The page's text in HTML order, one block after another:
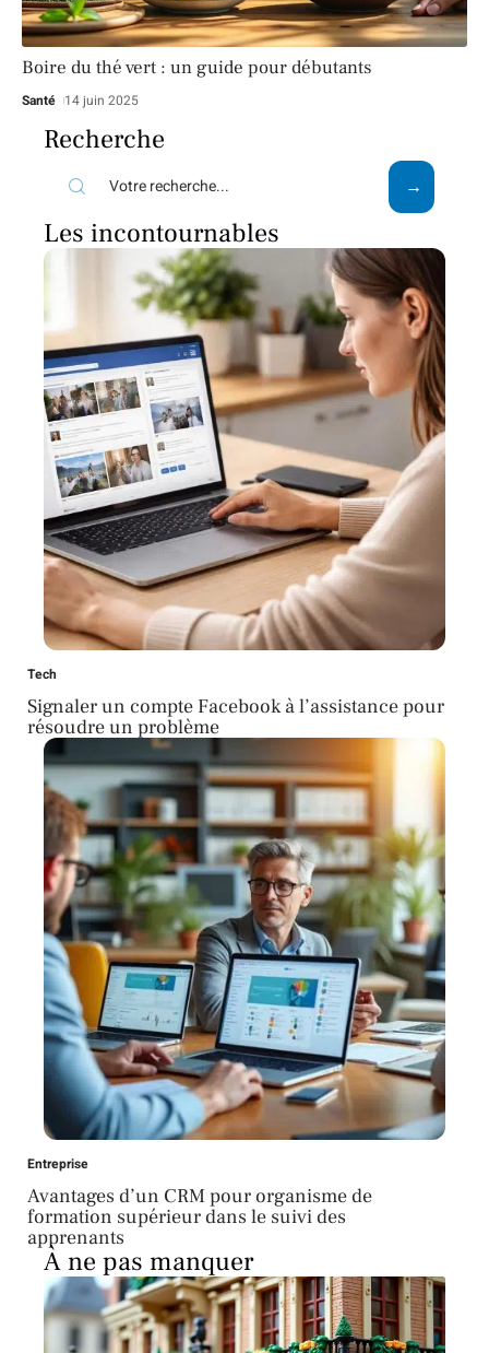
Boire du thé vert : un guide pour débutants
Santé 14 juin 2025
Recherche
Les incontournables
Tech
Signaler un compte Facebook à l’assistance pour
résoudre un problème
Entreprise
Avantages d’un CRM pour organisme de
formation supérieur dans le suivi des
apprenants
À ne pas manquer